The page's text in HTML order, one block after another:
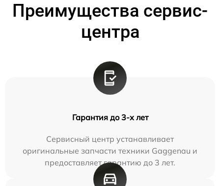
Преимущества сервис-
центра
Гарантия до 3-х лет
Сервисный центр устанавливает
оригинальные запчасти техники Gaggenau и
предоставляет гарантию до 3 лет.